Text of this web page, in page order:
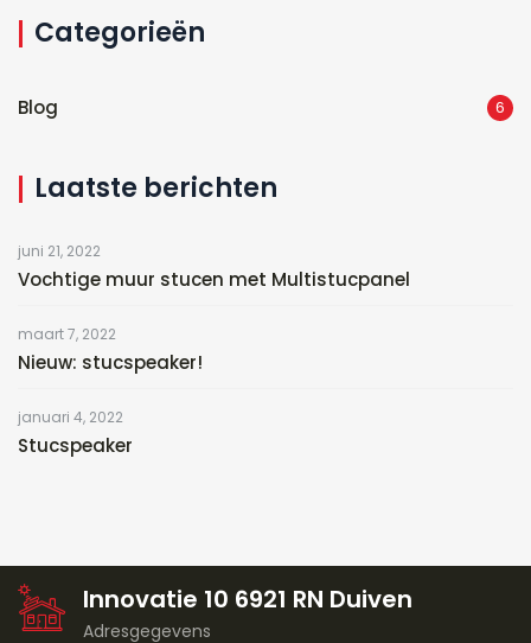
Categorieën
Blog 6
Laatste berichten
juni 21, 2022
Vochtige muur stucen met Multistucpanel
maart 7, 2022
Nieuw: stucspeaker!
januari 4, 2022
Stucspeaker
Innovatie 10 6921 RN Duiven
Adresgegevens